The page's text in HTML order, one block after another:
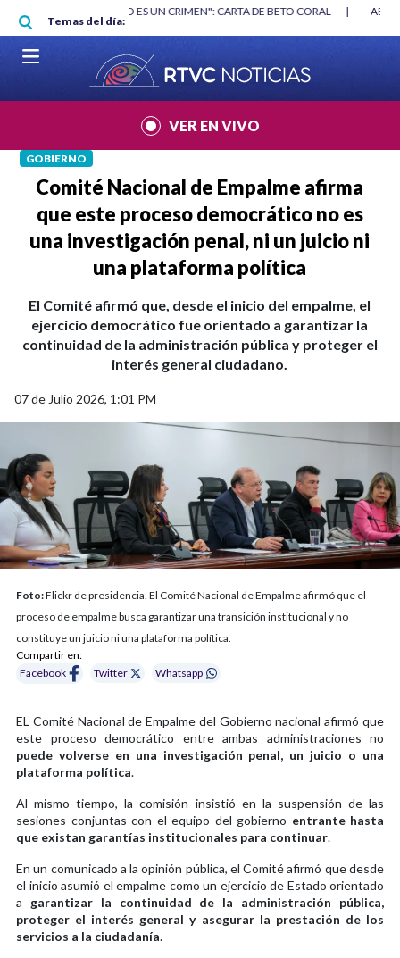
Pasar al contenido principal
Temas del día:
"HABLAR NO ES UN CRIMEN": CARTA DE BETO CORAL
VER EN VIVO
GOBIERNO
Comité Nacional de Empalme afirma
que este proceso democrático no es
una investigación penal, ni un juicio ni
una plataforma política
El Comité afirmó que, desde el inicio del empalme, el
ejercicio democrático fue orientado a garantizar la
continuidad de la administración pública y proteger el
interés general ciudadano.
07 de Julio 2026, 1:01 PM
Foto:Flickr de presidencia. El Comité Nacional de Empalme afirmó que el
proceso de empalme busca garantizar una transición institucional y no
constituye un juicio ni una plataforma política.
Compartir en:
Facebook
Twitter Whatsapp
EL Comité Nacional de Empalme del Gobierno nacional afirmó que
este proceso democrático entre ambas administraciones no
puede volverse en una investigación penal, un juicio o una
plataforma política.
Al mismo tiempo, la comisión insistió en la suspensión de las
sesiones conjuntas con el equipo del gobierno entrante hasta
que existan garantías institucionales para continuar.
En un comunicado a la opinión pública, el Comité afirmó que desde
el inicio asumió el empalme como un ejercicio de Estado orientado
a garantizar la continuidad de la administración pública,
proteger el interés general y asegurar la prestación de los
servicios a la ciudadanía.